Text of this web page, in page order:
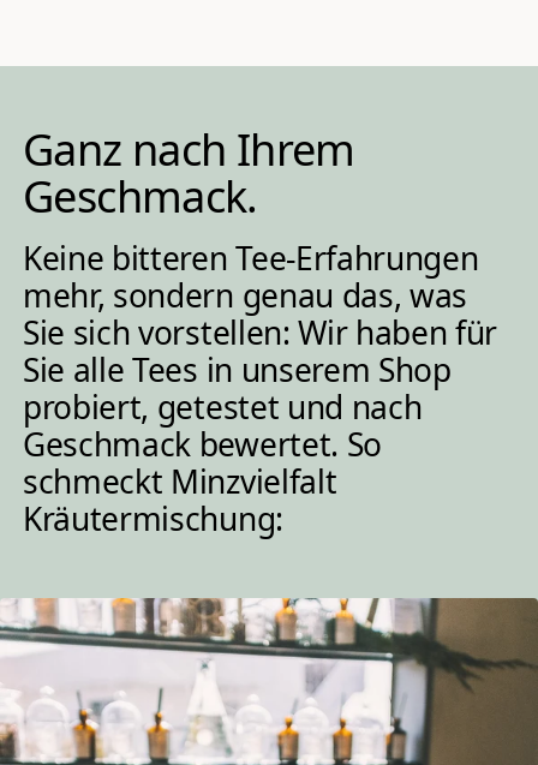
Ganz nach Ihrem
Geschmack.
Keine bitteren Tee-Erfahrungen
mehr, sondern genau das, was
Sie sich vorstellen: Wir haben für
Sie alle Tees in unserem Shop
probiert, getestet und nach
Geschmack bewertet. So
schmeckt Minzvielfalt
Kräutermischung: